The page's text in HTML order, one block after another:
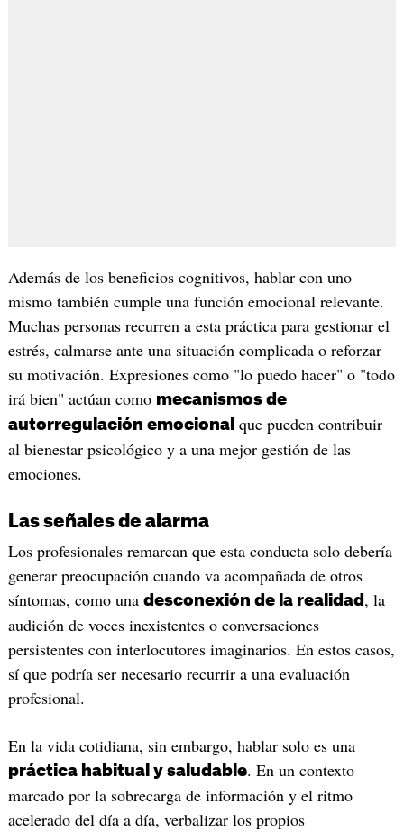
Además de los beneficios cognitivos, hablar con uno
mismo también cumple una función emocional relevante.
Muchas personas recurren a esta práctica para gestionar el
estrés, calmarse ante una situación complicada o reforzar
su motivación. Expresiones como "lo puedo hacer" o "todo
irá bien" actúan como mecanismos de
autorregulación emocional que pueden contribuir
al bienestar psicológico y a una mejor gestión de las
emociones.
Las señales de alarma
Los profesionales remarcan que esta conducta solo debería
generar preocupación cuando va acompañada de otros
síntomas, como una desconexión de la realidad , la
audición de voces inexistentes o conversaciones
persistentes con interlocutores imaginarios. En estos casos,
sí que podría ser necesario recurrir a una evaluación
profesional.
En la vida cotidiana, sin embargo, hablar solo es una
práctica habitual y saludable. En un contexto
marcado por la sobrecarga de información y el ritmo
acelerado del día a día, verbalizar los propios